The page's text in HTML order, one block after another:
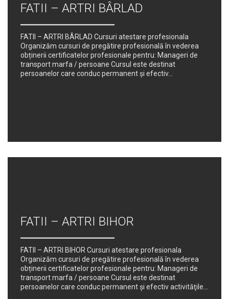
FATII – ARTRI BÂRLAD
FATII – ARTRI BÂRLAD Cursuri atestare profesionala
Organizăm cursuri de pregătire profesională în vederea
obținerii certificatelor profesionale pentru: Manageri de
transport marfa / persoane Cursul este destinat
persoanelor care conduc permanent şi efectiv...
FATII – ARTRI BIHOR
FATII – ARTRI BIHOR Cursuri atestare profesionala
Organizăm cursuri de pregătire profesională în vederea
obținerii certificatelor profesionale pentru: Manageri de
transport marfa / persoane Cursul este destinat
persoanelor care conduc permanent şi efectiv activităţile...